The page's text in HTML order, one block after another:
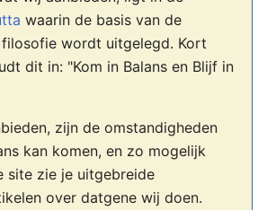
waarin de basis van de
wordt uitgelegd. Kort
dit in: "Kom in Balans en Blijf in
zijn de omstandigheden
kan komen, en zo mogelijk
site zie je uitgebreide
over datgene wij doen.